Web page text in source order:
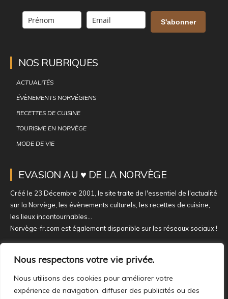
Nous respectons votre vie privée.
Nous utilisons des cookies pour améliorer votre
expérience de navigation, diffuser des publicités ou des
S'abonner
NOS RUBRIQUES
ACTUALITÉS
ÉVÈNEMENTS NORVÉGIENS
RECETTES DE CUISINE
TOURISME EN NORVÈGE
MODE DE VIE
EVASION AU ♥ DE LA NORVÈGE
Créé le 23 Décembre 2001, le site traite de l'essentiel de l'actualité
sur la Norvège, les évènements culturels, les recettes de cuisine,
les lieux incontournables...
Norvège-fr.com est également disponible sur les réseaux sociaux !